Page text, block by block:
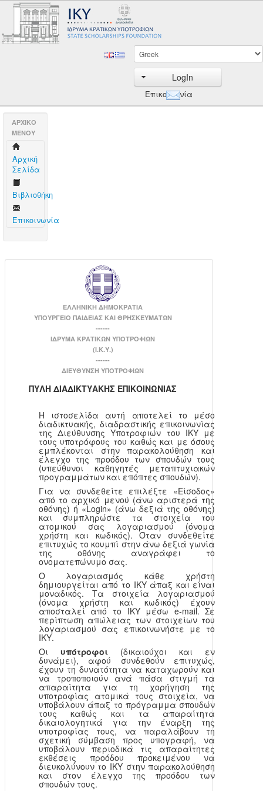
LogIn
Επικοινωνία
AΡΧΙΚΟ
ΜΕΝΟΥ
Aρχική
Σελίδα
Βιβλιοθήκη
Επικοινωνία
ΕΛΛΗΝΙΚΗ ΔΗΜΟΚΡΑΤΙΑ
ΥΠΟΥΡΓΕΙΟ ΠΑΙΔΕΙΑΣ ΚΑΙ ΘΡΗΣΚΕΥΜΑΤΩΝ
------
ΙΔΡΥΜΑ ΚΡΑΤΙΚΩΝ ΥΠΟΤΡΟΦΙΩΝ
(Ι.Κ.Υ.)
------
ΔΙΕΥΘΥΝΣΗ ΥΠΟΤΡΟΦΙΩΝ
ΠΥΛΗ ΔΙΑΔΙΚΤΥΑΚΗΣ ΕΠΙΚΟΙΝΩΝΙΑΣ
Η ιστοσελίδα αυτή αποτελεί το μέσο
διαδικτυακής, διαδραστικής επικοινωνίας
της Διεύθυνσης Υποτροφιών του ΙΚΥ με
τους υποτρόφους του καθώς και με όσους
εμπλέκονται στην παρακολούθηση και
έλεγχο της προόδου των σπουδών τους
(υπεύθυνοι καθηγητές μεταπτυχιακών
προγραμμάτων και επόπτες σπουδών).
Για να συνδεθείτε επιλέξτε «Είσοδος»
από το αρχικό μενού (άνω αριστερά της
οθόνης) ή «Login» (άνω δεξιά της οθόνης)
και συμπληρώστε τα στοιχεία του
ατομικού σας λογαριασμού (όνομα
χρήστη και κωδικός). Όταν συνδεθείτε
επιτυχώς το κουμπί στην άνω δεξιά γωνία
της οθόνης αναγράφει το
ονοματεπώνυμο σας.
Ο λογαριασμός κάθε χρήστη
δημιουργείται από το ΙΚΥ άπαξ και είναι
μοναδικός. Τα στοιχεία λογαριασμού
(όνομα χρήστη και κωδικός) έχουν
αποσταλεί από το ΙΚΥ μέσω e-mail. Σε
περίπτωση απώλειας των στοιχείων του
λογαριασμού σας επικοινωνήστε με το
ΙΚΥ.
Οι υπότροφοι(δικαιούχοι και εν
δυνάμει), αφού συνδεθούν επιτυχώς,
έχουν τη δυνατότητα να καταχωρούν και
να τροποποιούν ανά πάσα στιγμή τα
απαραίτητα για τη χορήγηση της
υποτροφίας ατομικά τους στοιχεία, να
υποβάλουν άπαξ το πρόγραμμα σπουδών
τους καθώς και τα απαραίτητα
δικαιολογητικά για την έναρξη της
υποτροφίας τους, να παραλάβουν τη
σχετική σύμβαση προς υπογραφή, να
υποβάλουν περιοδικά τις απαραίτητες
εκθέσεις προόδου προκειμένου να
διευκολύνουν το ΙΚΥ στην παρακολούθηση
και στον έλεγχο της προόδου των
σπουδών τους.